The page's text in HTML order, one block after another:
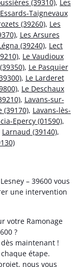
(39310), Les
Taignevaux
(39260), Les
, Les Arsures
(39240), Lect
, Le Vaudioux
, Le Pasquier
, Le Larderet
, Le Deschaux
, Lavans-sur-
(39170), Lavans-lès-
Epercy (01590),
Larnaud (39140),
– 39600 vous
une intervention
votre Ramonage
?
maintenant !
étape.
nous vous